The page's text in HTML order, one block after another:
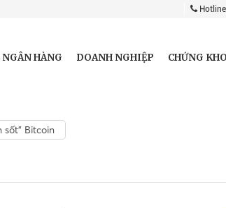
HÀNG DOANH NGHIỆP CHỨNG
sốt” Bitcoin